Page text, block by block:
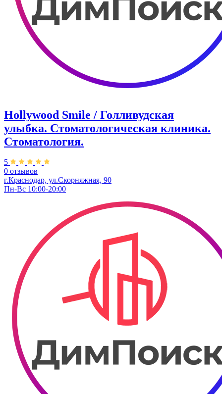
Hollywood Smile / Голливудская
улыбка. Стоматологическая клиника.
Стоматология.
5
0 отзывов
г.Краснодар, ул.Скорняжная, 90​
Пн-Вс 10:00-20:00